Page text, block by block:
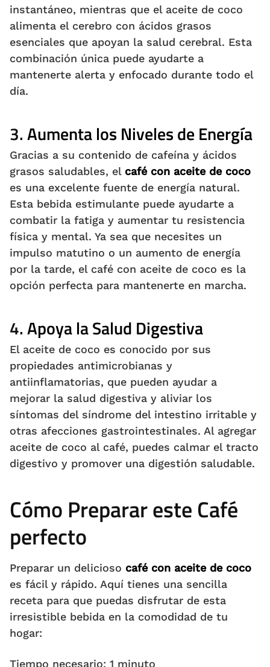
instantáneo, mientras que el aceite de coco
alimenta el cerebro con ácidos grasos
esenciales que apoyan la salud cerebral. Esta
combinación única puede ayudarte a
mantenerte alerta y enfocado durante todo el
día.
3.Aumenta los Niveles de Energía
Gracias a su contenido de cafeína y ácidos
grasos saludables, el café con aceite de coco
es una excelente fuente de energía natural.
Esta bebida estimulante puede ayudarte a
combatir la fatiga y aumentar tu resistencia
física y mental. Ya sea que necesites un
impulso matutino o un aumento de energía
por la tarde, el café con aceite de coco es la
opción perfecta para mantenerte en marcha.
4.Apoya la Salud Digestiva
El aceite de coco es conocido por sus
propiedades antimicrobianas y
antiinflamatorias, que pueden ayudar a
mejorar la salud digestiva y aliviar los
síntomas del síndrome del intestino irritable y
otras afecciones gastrointestinales. Al agregar
aceite de coco al café, puedes calmar el tracto
digestivo y promover una digestión saludable.
Cómo Preparar este Café
perfecto
Preparar un delicioso café con aceite de coco
es fácil y rápido. Aquí tienes una sencilla
receta para que puedas disfrutar de esta
irresistible bebida en la comodidad de tu
hogar:
Tiempo necesario: 1 minuto